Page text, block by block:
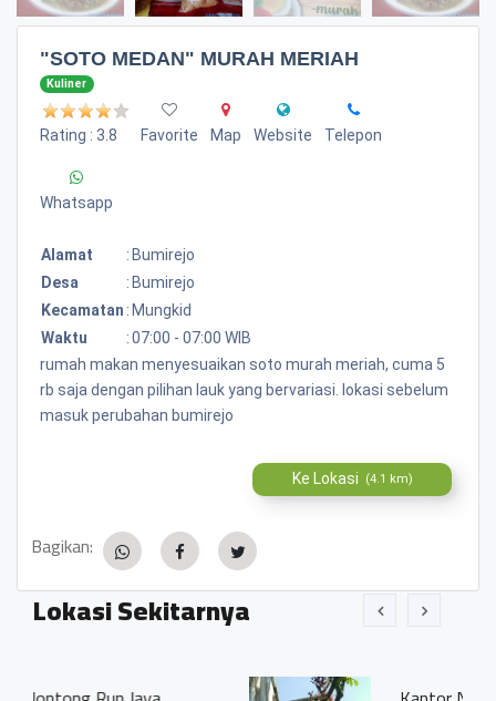
"SOTO MEDAN" MURAH MERIAH
Kuliner
Rating : 3.8 Favorite Map Website Telepon
Whatsapp
Alamat : Bumirejo
Desa
: Bumirejo
Kecamatan : Mungkid
Waktu
:07:00 - 07:00 WIB
rumah makan menyesuaikan soto murah meriah, cuma 5
rb saja dengan pilihan lauk yang bervariasi. lokasi sebelum
masuk perubahan bumirejo
Ke Lokasi (4.1 km)
Bagikan:
Lokasi Sekitarnya